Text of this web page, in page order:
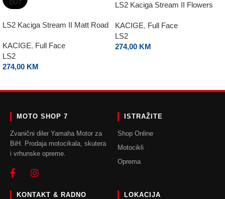
OUT
LS2 Kaciga Stream II Matt Road
KACIGE, Full Face
LS2
274,00 KM
LS2 Kaciga Stream II Flowers
KACIGE, Full Face
LS2
274,00 KM
MOTO SHOP 7
Zvanični diler Yamaha Motor za
BiH. Prodaja motocikala, skutera
i vrhunske opreme.
ISTRAŽITE
Shop Online
Motocikli
Oprema
KONTAKT & RADNO
LOKACIJA